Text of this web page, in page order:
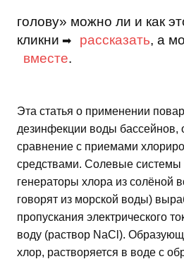
голову» можно ли и как
кликни ➡ рассказать, а
вместе.
Эта статья о применении
дезинфекции воды бассейнов,
сравнение с приемами
средствами. Солевые системы
генераторы хлора из солёной
говорят из морской воды)
пропускания электрического
воду (раствор NaCl).
хлор, растворяется в воде с